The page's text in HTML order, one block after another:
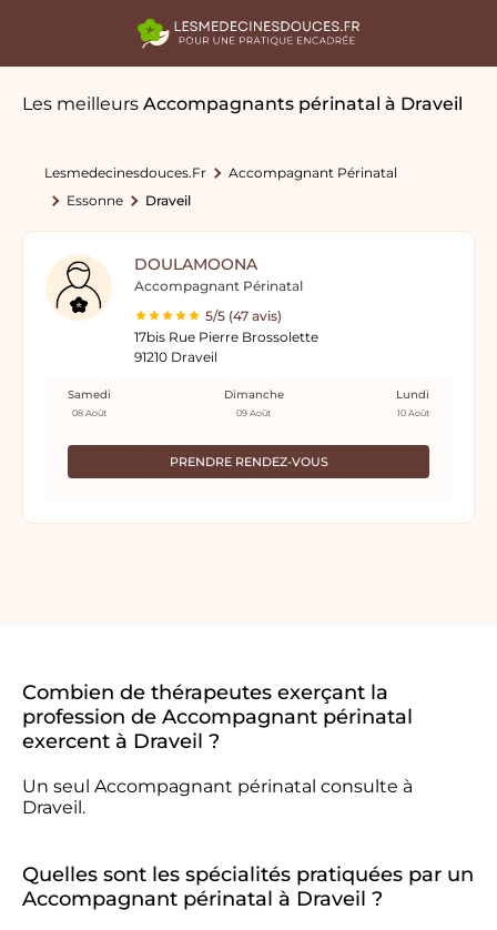
Les meilleurs Accompagnants périnatal à Draveil
Lesmedecinesdouces.fr
Accompagnant Périnatal
Essonne
Draveil
DOULAMOONA
Accompagnant Périnatal
5/5 (47 avis)
17bis Rue Pierre Brossolette
91210 Draveil
PRENDRE RENDEZ-VOUS
Samedi
08 Août
Dimanche
09 Août
Lundi
10 Août
Combien de thérapeutes exerçant la
profession de Accompagnant périnatal
exercent à Draveil ?
Un seul Accompagnant périnatal consulte à
Draveil.
Quelles sont les spécialités pratiquées par un
Accompagnant périnatal à Draveil ?